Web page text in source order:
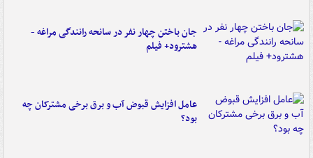
جان باختن چهار نفر در سانحه رانندگی مراغه -
هشترود+ فیلم
عامل افزایش قبوض آب و برق برخی مشترکان چه
بود؟